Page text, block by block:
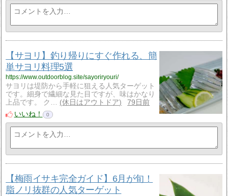
【サヨリ】釣り帰りにすぐ作れる、簡
単サヨリ料理5選
https://www.outdoorblog.site/sayoriryouri/
サヨリは堤防から手軽に狙える人気ターゲット
です。細身で繊細な見た目ですが、味はかなり
上品です。 ク…
休日はアウトドア
79日前
いいね！
0
【梅雨イサキ完全ガイド】6月が旬！
脂ノリ抜群の人気ターゲット